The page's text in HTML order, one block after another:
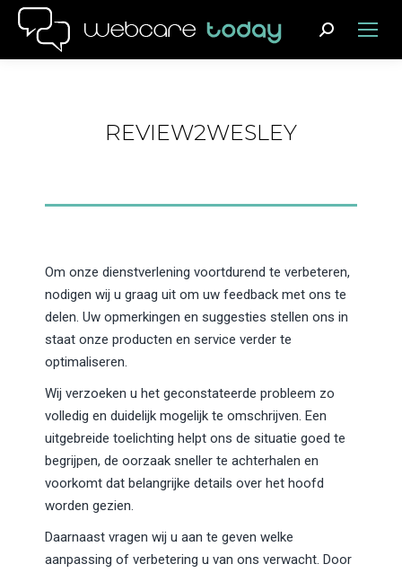
Search:
REVIEW2WESLEY
Om onze dienstverlening voortdurend te verbeteren,
nodigen wij u graag uit om uw feedback met ons te
delen. Uw opmerkingen en suggesties stellen ons in
staat onze producten en service verder te
optimaliseren.
Wij verzoeken u het geconstateerde probleem zo
volledig en duidelijk mogelijk te omschrijven. Een
uitgebreide toelichting helpt ons de situatie goed te
begrijpen, de oorzaak sneller te achterhalen en
voorkomt dat belangrijke details over het hoofd
worden gezien.
Daarnaast vragen wij u aan te geven welke
aanpassing of verbetering u van ons verwacht. Door